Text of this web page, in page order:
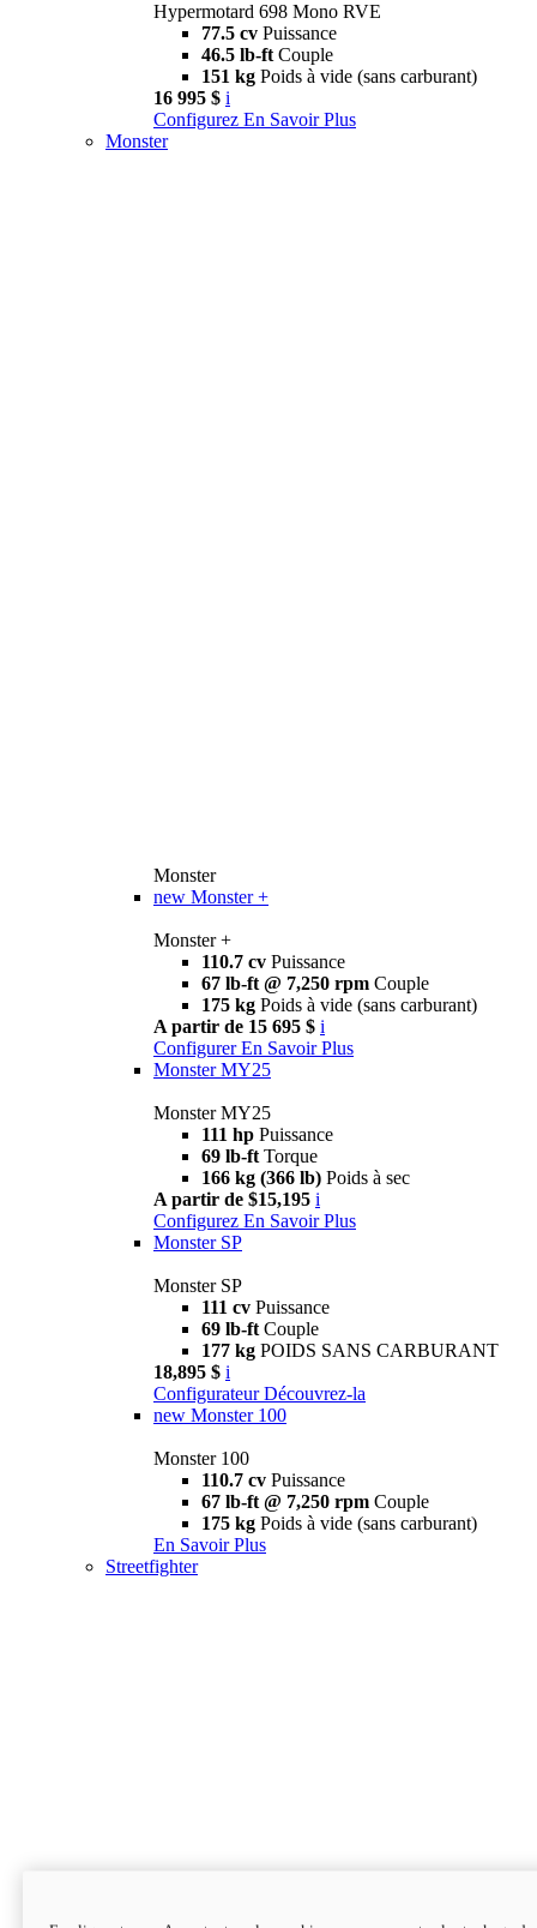
Hypermotard 698 Mono RVE
77.5 cv Puissance
46.5 lb-ft Couple
151 kg Poids à vide (sans carburant)
16 995 $ i
Configurez En Savoir Plus
Monster
Monster
new Monster +
Monster +
110.7 cv Puissance
67 lb-ft @ 7,250 rpm Couple
175 kg Poids à vide (sans carburant)
A partir de 15 695 $ i
Configurer En Savoir Plus
Monster MY25
Monster MY25
111 hp Puissance
69 lb-ft Torque
166 kg (366 lb) Poids à sec
A partir de $15,195 i
Configurez En Savoir Plus
Monster SP
Monster SP
111 cv Puissance
69 lb-ft Couple
177 kg POIDS SANS CARBURANT
18,895 $ i
Configurateur Découvrez-la
new Monster 100
Monster 100
110.7 cv Puissance
67 lb-ft @ 7,250 rpm Couple
175 kg Poids à vide (sans carburant)
En Savoir Plus
Streetfighter